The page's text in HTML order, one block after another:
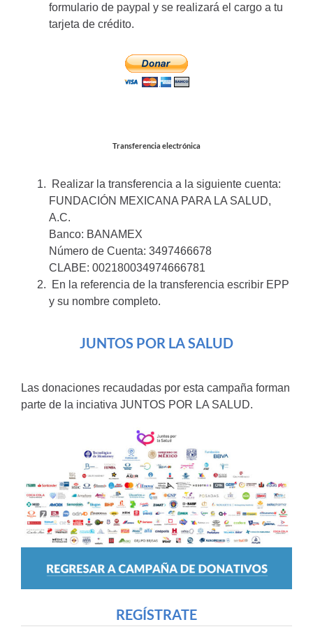
formulario de paypal y se realizará el cargo a tu
tarjeta de crédito.
Transferencia electrónica
Realizar la transferencia a la siguiente cuenta:
FUNDACIÓN MEXICANA PARA LA SALUD,
A.C.
Banco: BANAMEX
Número de Cuenta: 3497466678
CLABE: 002180034974666781
En la referencia de la transferencia escribir EPP
y su nombre completo.
JUNTOS POR LA SALUD
Las donaciones recaudadas por esta campaña forman
parte de la inciativa JUNTOS POR LA SALUD.
REGÍSTRATE